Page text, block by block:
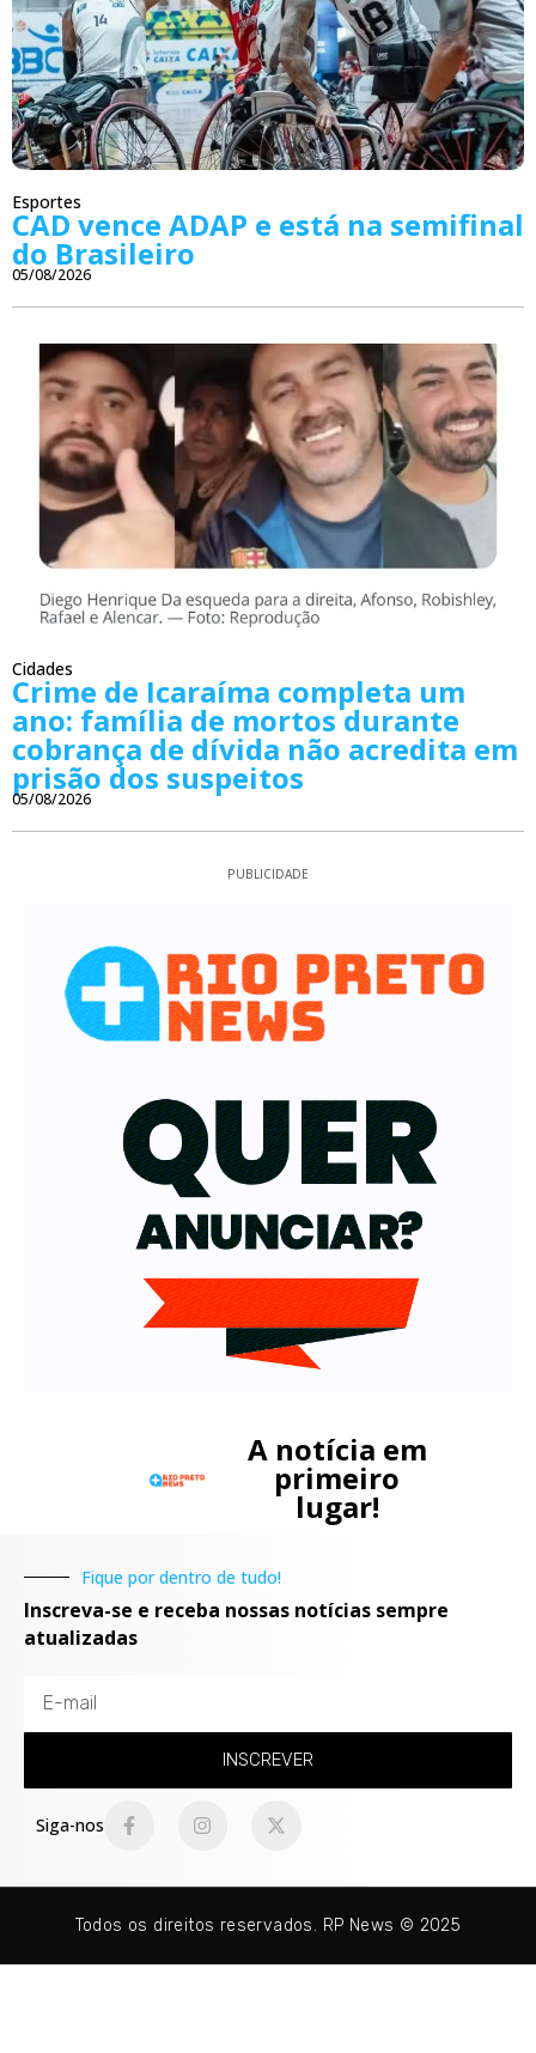
Esportes
CAD vence ADAP e está na semifinal
do Brasileiro
05/08/2026
Cidades
Crime de Icaraíma completa um
ano: família de mortos durante
cobrança de dívida não acredita em
prisão dos suspeitos
05/08/2026
PUBLICIDADE
A notícia em
primeiro
lugar!
Fique por dentro de tudo!
Inscreva-se e receba nossas notícias sempre
atualizadas
INSCREVER
Siga-nos
Todos os direitos reservados. RP News © 2025